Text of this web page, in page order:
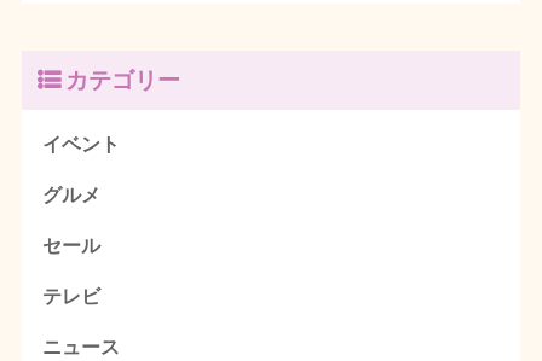
カテゴリー
イベント
グルメ
セール
テレビ
ニュース